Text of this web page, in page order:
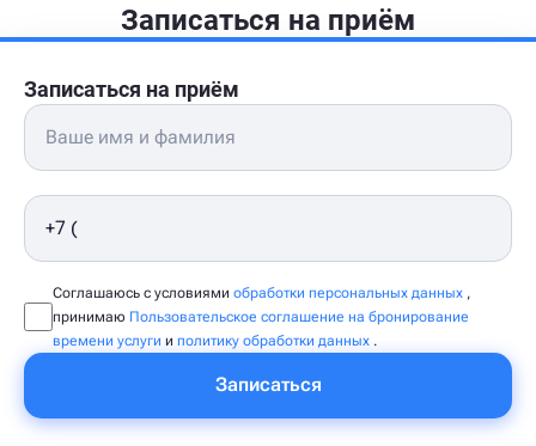
Записаться на приём
Записаться на приём
Соглашаюсь с условиями обработки персональных данных ,
принимаю Пользовательское соглашение на бронирование
времени услуги и политику обработки данных .
Записаться